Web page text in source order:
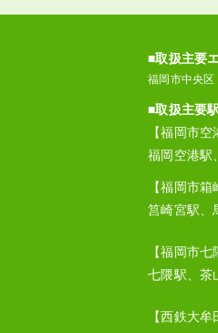
■取扱主要
福岡市中央区
■取扱主要駅
【福岡市空
福岡空港駅
【福岡市箱
筥崎宮駅、
【福岡市七
七隈駅、茶
【西鉄大牟